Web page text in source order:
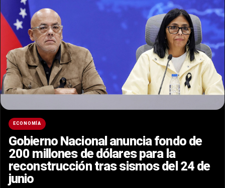
ECONOMÍA
Gobierno Nacional anuncia fondo de
200 millones de dólares para la
reconstrucción tras sismos del 24 de
junio